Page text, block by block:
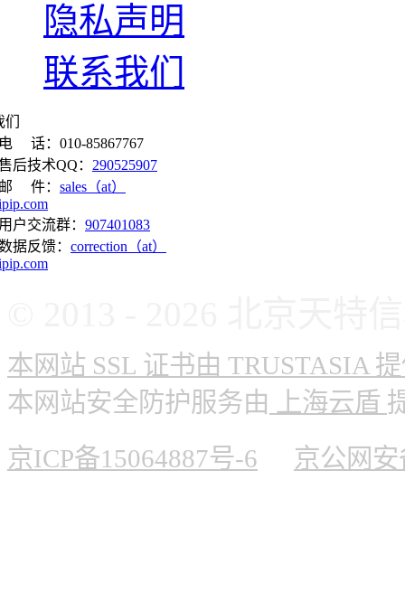
隐私声明
联系我们
话：010-85867767
后技术QQ： 290525907
件： sales（at）
户交流群： 907401083
据反馈： correction（at）
本网站 SSL 证书由 TRUSTASIA
本网站安全防护服务由 上海云盾
京ICP备15064887号-6
京公网安